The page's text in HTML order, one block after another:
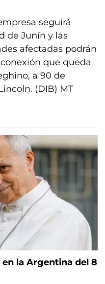
seguirá
de Junín y las
afectadas podrán
que queda
a 90 de
(DIB) MT
en la Argentina del 8